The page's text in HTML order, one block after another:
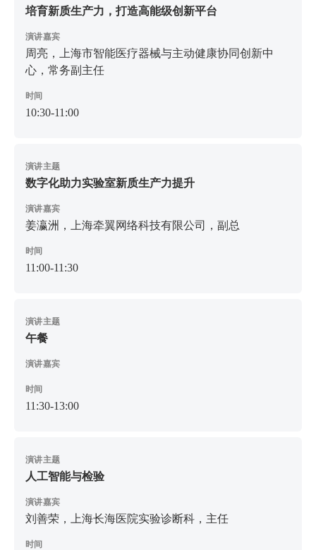
培育新质生产力，打造高能级创新平台
演讲嘉宾
周亮，上海市智能医疗器械与主动健康协同创新中
心，常务副主任
时间
10:30-11:00
演讲主题
数字化助力实验室新质生产力提升
演讲嘉宾
姜瀛洲，上海牵翼网络科技有限公司，副总
时间
11:00-11:30
演讲主题
午餐
演讲嘉宾
时间
11:30-13:00
演讲主题
人工智能与检验
演讲嘉宾
刘善荣，上海长海医院实验诊断科，主任
时间